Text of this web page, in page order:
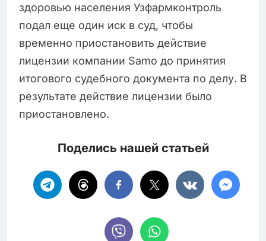
здоровью населения Узфармконтроль
подал еще один иск в суд, чтобы
временно приостановить действие
лицензии компании Samo до принятия
итогового судебного документа по делу. В
результате действие лицензии было
приостановлено.
Поделись нашей статьей